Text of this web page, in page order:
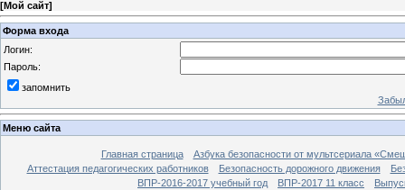
[Мой сайт]
Форма входа
Логин:
Пароль:
запомнить
Меню сайта
Главная страница
Азбука безопасности от мультсериала
Аттестация педагогических работников
Безопасность дорожного движения
ВПР-2016-2017 учебный год
ВПР-2017 11 класс